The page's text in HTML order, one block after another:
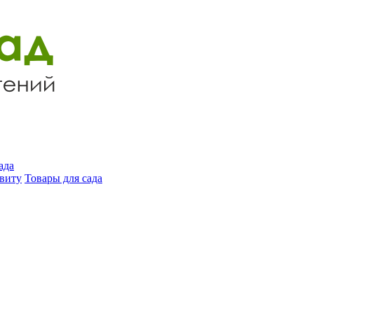
Товары для сада